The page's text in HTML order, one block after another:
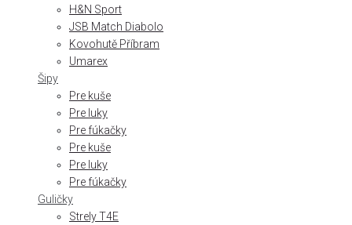
H&N Sport
JSB Match Diabolo
Kovohutě Příbram
Umarex
Šipy
Pre kuše
Pre luky
Pre fúkačky
Pre kuše
Pre luky
Pre fúkačky
Guličky
Strely T4E